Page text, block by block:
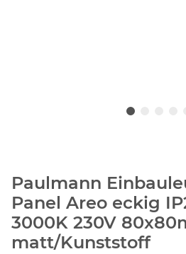
Paulmann
Panel Areo eckig
3000K 230V
matt/Kunststoff